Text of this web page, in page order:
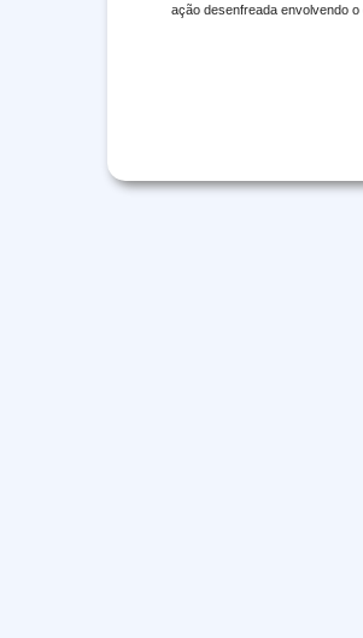
ação desenfreada envolvendo